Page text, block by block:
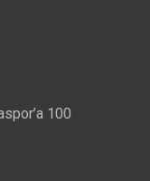
100